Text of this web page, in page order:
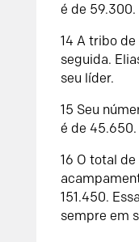
é de 59.300.
14 A tribo de
seguida.
seu líder.
15 Seu
é de 45.650.
16 O total de
151.450.
sempre em